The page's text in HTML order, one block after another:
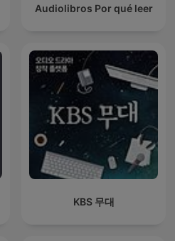
Audiolibros Por qué leer
KBS 무대